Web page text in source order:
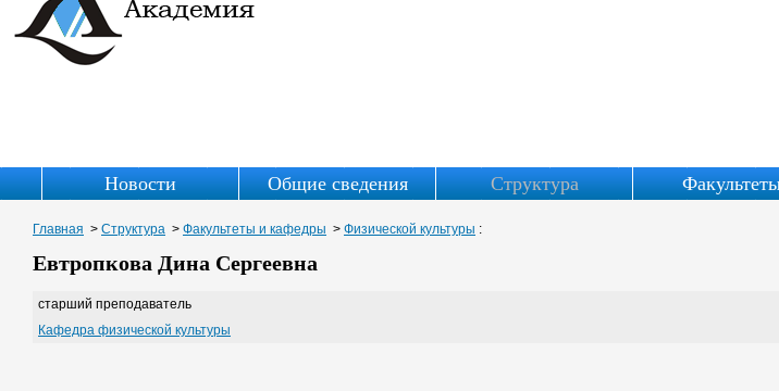
Новости Общие сведения Структура
Главная > Структура > Факультеты и кафедры > Физической культуры :
Евтропкова Дина Сергеевна
старший преподаватель
Кафедра физической культуры